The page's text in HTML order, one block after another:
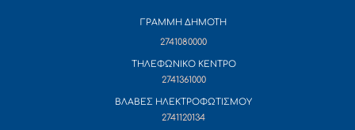
ΓΡΑΜΜΗ ΔΗΜΟΤΗ
2741080000
ΤΗΛΕΦΩΝΙΚΟ ΚΕΝΤΡΟ
2741361000
ΒΛΑΒΕΣ ΗΛΕΚΤΡΟΦΩΤΙΣΜΟΥ
2741120134